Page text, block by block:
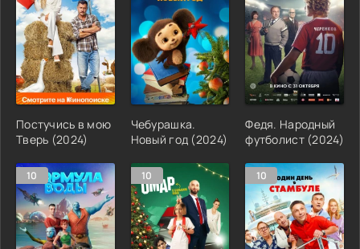
Постучись в мою
Тверь (2024)
Чебурашка.
Новый год (2024)
Федя. Народный
футболист (2024)
10 10 10